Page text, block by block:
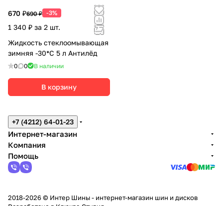
670 ₽690 ₽ -3%
1 340 ₽ за 2 шт.
Жидкость стеклоомывающая
зимняя -30*С 5 л Антилёд
0 0 В наличии
В корзину
+7 (4212) 64-01-23
Интернет-магазин
Компания
Помощь
2018-2026 © Интер Шины - интернет-магазин шин и дисков